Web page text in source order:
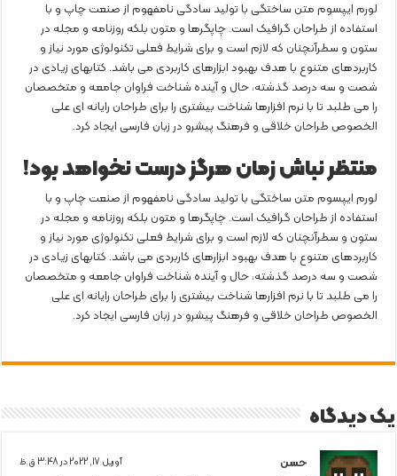
لورم ایپسوم متن ساختگی با تولید سادگی نامفهوم از صنعت چاپ و با
استفاده از طراحان گرافیک است. چاپگرها و متون بلکه روزنامه و مجله در
ستون و سطرآنچنان که لازم است و برای شرایط فعلی تکنولوژی مورد نیاز و
کاربردهای متنوع با هدف بهبود ابزارهای کاربردی می باشد. کتابهای زیادی در
شصت و سه درصد گذشته، حال و آینده شناخت فراوان جامعه و متخصصان
را می طلبد تا با نرم افزارها شناخت بیشتری را برای طراحان رایانه ای علی
الخصوص طراحان خلاقی و فرهنگ پیشرو در زبان فارسی ایجاد کرد.
منتظر نباش زمان هرگز درست نخواهد بود!
لورم ایپسوم متن ساختگی با تولید سادگی نامفهوم از صنعت چاپ و با
استفاده از طراحان گرافیک است. چاپگرها و متون بلکه روزنامه و مجله در
ستون و سطرآنچنان که لازم است و برای شرایط فعلی تکنولوژی مورد نیاز و
کاربردهای متنوع با هدف بهبود ابزارهای کاربردی می باشد. کتابهای زیادی در
شصت و سه درصد گذشته، حال و آینده شناخت فراوان جامعه و متخصصان
را می طلبد تا با نرم افزارها شناخت بیشتری را برای طراحان رایانه ای علی
الخصوص طراحان خلاقی و فرهنگ پیشرو در زبان فارسی ایجاد کرد.
یک دیدگاه
حسن آوریل 17, 2022 در 3:48 ق.ظ